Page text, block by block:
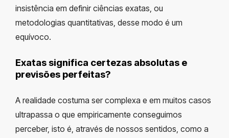
insistência em definir ciências exatas, ou
metodologias quantitativas, desse modo é um
equívoco.
Exatas significa certezas absolutas e
previsões perfeitas?
A realidade costuma ser complexa e em muitos casos
ultrapassa o que empiricamente conseguimos
perceber, isto é, através de nossos sentidos, como a